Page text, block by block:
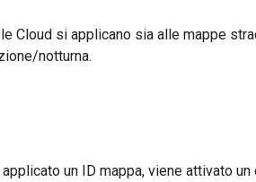
Cloud si applicano sia alle mappe
notturna.
applicato un ID mappa, viene attivato